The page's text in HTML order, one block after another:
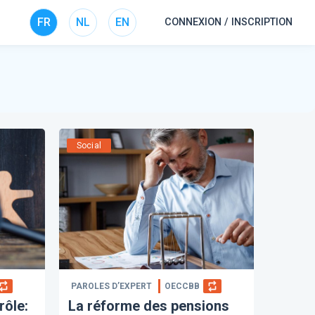
FR NL EN CONNEXION / INSCRIPTION
Social
PAROLES D’EXPERT OECCBB
La réforme des pensions